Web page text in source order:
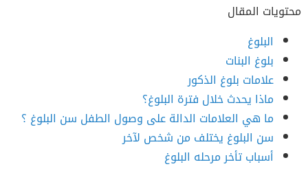
محتويات المقال
البلوغ
بلوغ البنات
علامات بلوغ الذكور
ماذا يحدث خلال فترة البلوغ؟
ما هي العلامات الدالة على وصول الطفل سن البلوغ ؟
سن البلوغ يختلف من شخص لآخر
أسباب تأخر مرحله البلوغ